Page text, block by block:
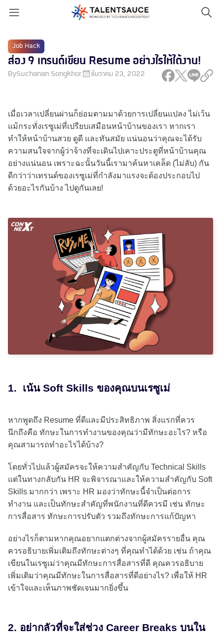
Job Hack
ส่อง 9 เทรนด์เขียน Resume อย่างไรให้ได้งาน!
BySuchanan Songkhor ธันวาคม 23, 2022
เมื่อเวลาเปลี่ยนผ่านก็ย่อมตามมาด้วยการเปลี่ยนแปลง ไม่เว้น
แม้กระทั่งเรซูเม่ที่เปรียบเสมือนหน้าบ้านของเรา หากเรา
ทำให้หน้าบ้านสวย ดูดี และทันสมัย แน่นอนว่าคุณจะได้รับ
ความสนใจจากผู้ว่าจ้างที่จะเดินไปเคาะประตูที่หน้าบ้านคุณ
อย่างแน่นอน เพราะฉะนั้นวันนี้เรามาค้นหาเคล็ด (ไม่ลับ) กัน
ดีกว่าว่าเทรนด์ของเรซูเม่ที่กำลังมาแรงจะต้องประกอบไป
ด้วยอะไรกันบ้าง ไปดูกันเลย!
1. เน้น Soft Skills ของคุณบนเรซูเม่
หากพูดถึง Resume ที่ดีและมีประสิทธิภาพ สิ่งแรกที่ควร
นึกถึงคือ ทักษะในการทำงานของคุณว่ามีทักษะอะไร? หรือ
คุณสามารถทำอะไรได้บ้าง?
โดยทั่วไปแล้วผู้สมัครจะให้ความสำคัญกับ Technical Skills
แต่ในทางกลับกัน HR จะพิจารณาและให้ความสำคัญกับ Soft
Skills มากกว่า เพราะ HR มองว่าทักษะนี้จำเป็นต่อการ
ทำงาน และเป็นทักษะสำคัญที่พนักงานที่ดีควรมี เช่น ทักษะ
การสื่อสาร ทักษะการปรับตัว รวมถึงทักษะการแก้ปัญหา
อย่างไรก็ตามหากคุณอยากแตกต่างจากผู้สมัครรายอื่น คุณ
ควรอธิบายเพิ่มเติมถึงทักษะต่างๆ ที่คุณทำได้ด้วย เช่น ถ้าคุณ
เขียนในเรซูเม่ว่าคุณมีทักษะการสื่อสารที่ดี คุณควรอธิบาย
เพิ่มเติมว่าคุณมีทักษะในการสื่อสารที่ดีอย่างไร? เพื่อให้ HR
เข้าใจและเห็นภาพชัดเจนมากยิ่งขึ้น
2. อย่ากลัวที่จะใส่ช่วง Career Breaks บนใน